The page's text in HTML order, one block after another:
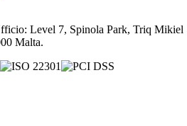
Level 7, Spinola Park, Triq Mikiel
Malta.